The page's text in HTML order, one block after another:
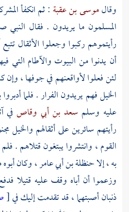
وقالموسى بن عقبة : ثم انكفأ
المسلمون ما يريدون . فقال النبي
رأيتموهم ركبوا وجعلوا الأثقال
أن يدنوا من البيوت والآطام التي
لئن فعلوا لأواقعنهم في جوفها ، وإن
الخيل فهم يريدون الفرار . فلما
عليه وسلم سعد بن أبي وقاص في
رأيتهم سائرين على أثقالهم والخيل
القوم ، وانتشروا يبتغون قتلاهم .
به ، إلاحنظلة بن أبي عامر ،وكان
وزعموا أن أباه وقف عليه قتيلا
ذنبان أصبتهما ، قد تقدمت إليك في[